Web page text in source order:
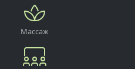
Массаж